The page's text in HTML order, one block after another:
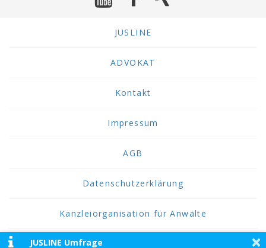
JUSLINE
ADVOKAT
Kontakt
Impressum
AGB
Datenschutzerklärung
Kanzleiorganisation für Anwälte
×
JUSLINE Umfrage